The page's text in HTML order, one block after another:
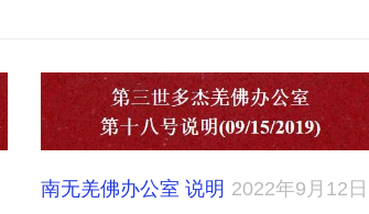
南无羌佛办公室 说明 2022年9月12日